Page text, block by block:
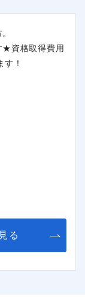
★資格取得費用
！
る